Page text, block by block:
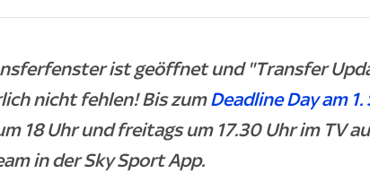
ist geöffnet und "Transfer
nicht fehlen! Bis zumDeadline Day am
18 Uhr und freitags um 17.30 Uhr im TV
in der Sky Sport App.